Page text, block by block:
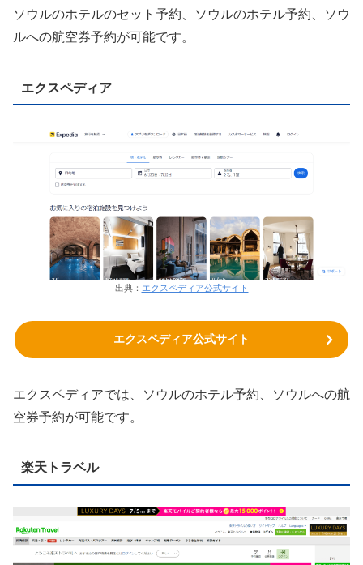
ソウルのホテルのセット予約、ソウルのホテル予約、ソウ
ルへの航空券予約が可能です。
エクスペディア
出典： エクスペディア公式サイト
エクスペディア公式サイト
エクスペディアでは、ソウルのホテル予約、ソウルへの航
空券予約が可能です。
楽天トラベル